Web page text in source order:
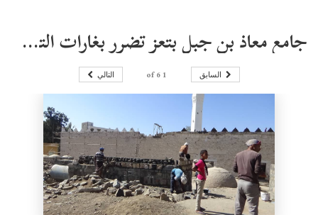
جامع معاذ بن جبل بتعز تضرر بغارات التحالف وسلطة صنعاء تعيد ترميمه
السابق 1
6 التالي